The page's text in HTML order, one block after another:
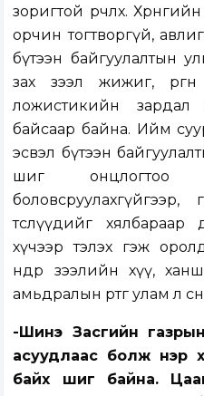
зоригтой өөрчлөх.
орчин тогтворгүй,
бүтээн байгуулалтын
зах зээл жижиг,
ложистикийн зардал
байсаар байна. Ийм
эсвэл бүтээн
шиг онцлогтоо
төслүүдийг
хүчээр тэлэх гэж
өндөр зээлийн хүү,
амьдралын өртөг улам л
-Шинэ Засгийн
асуудлаас болж нэр
байх шиг байна.